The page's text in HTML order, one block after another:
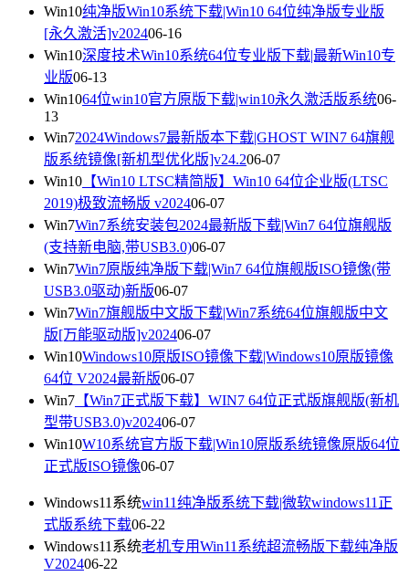
Win10纯净版Win10系统下载|Win10 64位纯净版专业版
[永久激活]v202406-16
Win10深度技术Win10系统64位专业版下载|最新Win10专
业版06-13
Win1064位win10官方原版下载|win10永久激活版系统06-
13
Win72024Windows7最新版本下载|GHOST WIN7 64旗舰
版系统镜像[新机型优化版]v24.206-07
Win10 【Win10 LTSC精简版】Win10 64位企业版(LTSC
2019)极致流畅版 v202406-07
Win7Win7系统安装包2024最新版下载|Win7 64位旗舰版
(支持新电脑,带USB3.0)06-07
Win7Win7原版纯净版下载|Win7 64位旗舰版ISO镜像(带
USB3.0驱动)新版06-07
Win7Win7旗舰版中文版下载|Win7系统64位旗舰版中文
版[万能驱动版]v202406-07
Win10Windows10原版ISO镜像下载|Windows10原版镜像
64位 V2024最新版06-07
Win7 【Win7正式版下载】WIN7 64位正式版旗舰版(新机
型带USB3.0)v202406-07
Win10W10系统官方版下载|Win10原版系统镜像原版64位
正式版ISO镜像06-07
Windows11系统win11纯净版系统下载|微软windows11正
式版系统下载06-22
Windows11系统老机专用Win11系统超流畅版下载纯净版
V202406-22